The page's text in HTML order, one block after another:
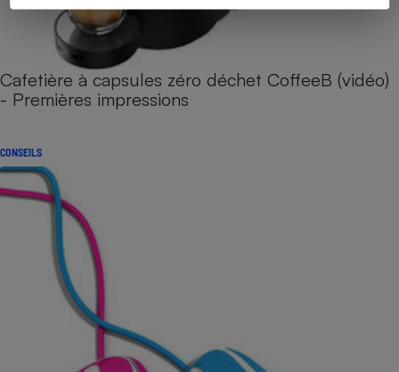
Cafetière à capsules zéro déchet CoffeeB (vidéo)
- Premières impressions
CONSEILS